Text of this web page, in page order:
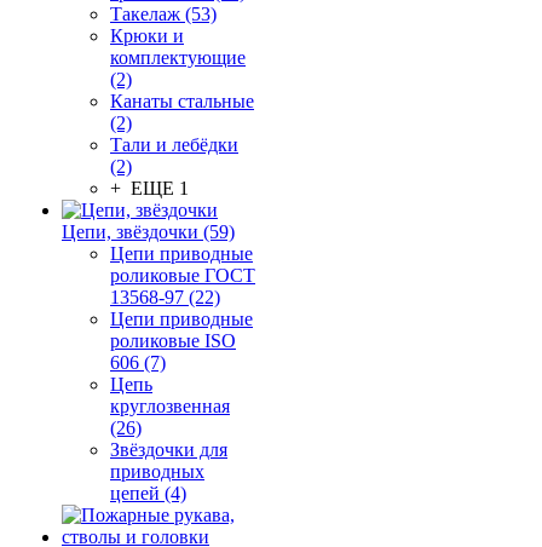
Такелаж (53)
Крюки и
комплектующие
(2)
Канаты стальные
(2)
Тали и лебёдки
(2)
+ ЕЩЕ 1
Цепи, звёздочки (59)
Цепи приводные
роликовые ГОСТ
13568-97 (22)
Цепи приводные
роликовые ISO
606 (7)
Цепь
круглозвенная
(26)
Звёздочки для
приводных
цепей (4)